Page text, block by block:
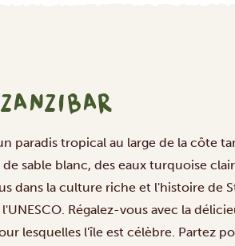
paradis tropical au large de la côte
sable blanc, des eaux turquoise
dans la culture riche et l'histoire de
Régalez-vous avec la
lesquelles l'île est célèbre. Partez